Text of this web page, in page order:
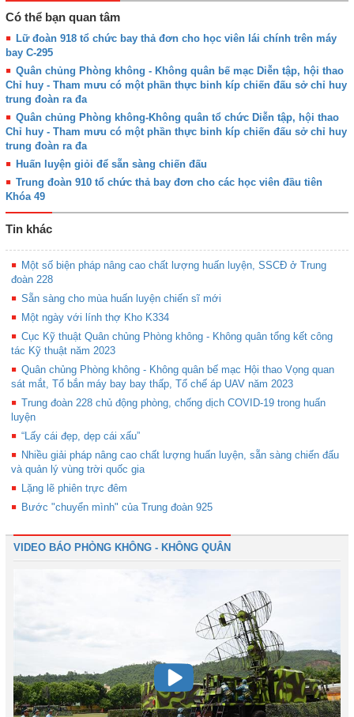
Có thể bạn quan tâm
Lữ đoàn 918 tổ chức bay thả đơn cho học viên lái chính trên máy
bay C-295
Quân chủng Phòng không - Không quân bế mạc Diễn tập, hội thao
Chỉ huy - Tham mưu có một phần thực binh kíp chiến đấu sở chỉ huy
trung đoàn ra đa
Quân chủng Phòng không-Không quân tổ chức Diễn tập, hội thao
Chỉ huy - Tham mưu có một phần thực binh kíp chiến đấu sở chỉ huy
trung đoàn ra đa
Huấn luyện giỏi để sẵn sàng chiến đấu
Trung đoàn 910 tổ chức thả bay đơn cho các học viên đầu tiên
Khóa 49
Tin khác
Một số biện pháp nâng cao chất lượng huấn luyện, SSCĐ ở Trung
đoàn 228
Sẵn sàng cho mùa huấn luyện chiến sĩ mới
Một ngày với lính thợ Kho K334
Cục Kỹ thuật Quân chủng Phòng không - Không quân tổng kết công
tác Kỹ thuật năm 2023
Quân chủng Phòng không - Không quân bế mạc Hội thao Vọng quan
sát mắt, Tổ bắn máy bay bay thấp, Tổ chế áp UAV năm 2023
Trung đoàn 228 chủ động phòng, chống dịch COVID-19 trong huấn
luyện
“Lấy cái đẹp, dẹp cái xấu”
Nhiều giải pháp nâng cao chất lượng huấn luyện, sẵn sàng chiến đấu
và quản lý vùng trời quốc gia
Lặng lẽ phiên trực đêm
Bước "chuyển mình" của Trung đoàn 925
VIDEO BÁO PHÒNG KHÔNG - KHÔNG QUÂN